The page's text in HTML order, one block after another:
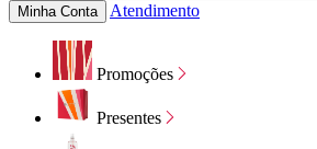
Minha Conta Atendimento
Promoções
Presentes